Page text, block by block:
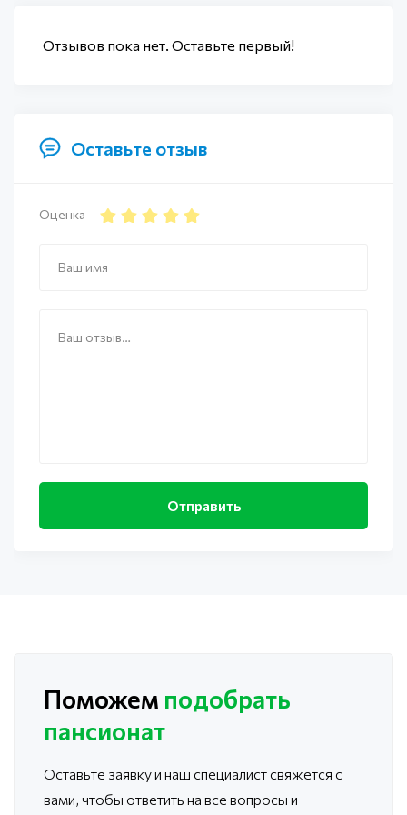
Отзывов пока нет. Оставьте первый!
Оставьте отзыв
Оценка
Поможем подобрать
пансионат
Оставьте заявку и наш специалист свяжется с
вами, чтобы ответить на все вопросы и